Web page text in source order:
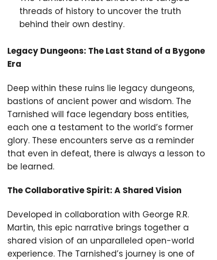
threads of history to uncover the truth
behind their own destiny.
Legacy Dungeons: The Last Stand of a Bygone
Era
Deep within these ruins lie legacy dungeons,
bastions of ancient power and wisdom. The
Tarnished will face legendary boss entities,
each one a testament to the world’s former
glory. These encounters serve as a reminder
that even in defeat, there is always a lesson to
be learned.
The Collaborative Spirit: A Shared Vision
Developed in collaboration with George R.R.
Martin, this epic narrative brings together a
shared vision of an unparalleled open-world
experience. The Tarnished’s journey is one of